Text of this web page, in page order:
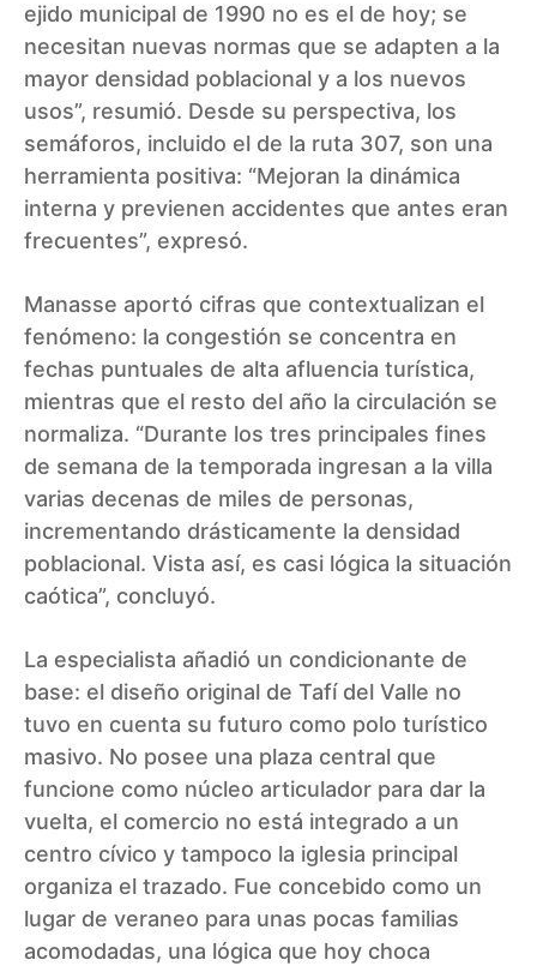
ejido municipal de 1990 no es el de hoy; se
necesitan nuevas normas que se adapten a la
mayor densidad poblacional y a los nuevos
usos”, resumió. Desde su perspectiva, los
semáforos, incluido el de la ruta 307, son una
herramienta positiva: “Mejoran la dinámica
interna y previenen accidentes que antes eran
frecuentes”, expresó.
Manasse aportó cifras que contextualizan el
fenómeno: la congestión se concentra en
fechas puntuales de alta afluencia turística,
mientras que el resto del año la circulación se
normaliza. “Durante los tres principales fines
de semana de la temporada ingresan a la villa
varias decenas de miles de personas,
incrementando drásticamente la densidad
poblacional. Vista así, es casi lógica la situación
caótica”, concluyó.
La especialista añadió un condicionante de
base: el diseño original de Tafí del Valle no
tuvo en cuenta su futuro como polo turístico
masivo. No posee una plaza central que
funcione como núcleo articulador para dar la
vuelta, el comercio no está integrado a un
centro cívico y tampoco la iglesia principal
organiza el trazado. Fue concebido como un
lugar de veraneo para unas pocas familias
acomodadas, una lógica que hoy choca